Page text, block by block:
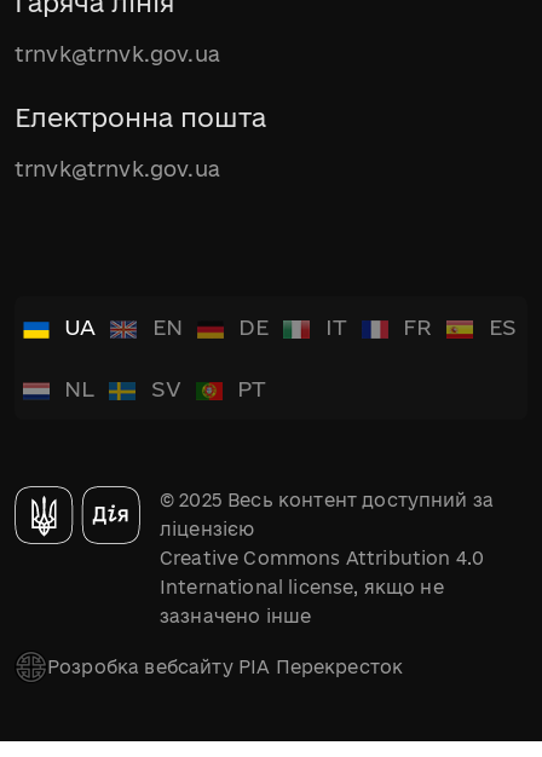
trnvk@trnvk.gov.ua
Електронна пошта
trnvk@trnvk.gov.ua
UA EN DE IT FR ES
NL SV PT
© 2025 Весь контент доступний за
ліцензією
Creative Commons Attribution 4.0
International license, якщо не
зазначено інше
Розробка вебсайту РІА Перекресток